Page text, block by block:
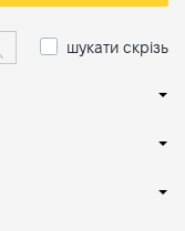
шукати скрізь